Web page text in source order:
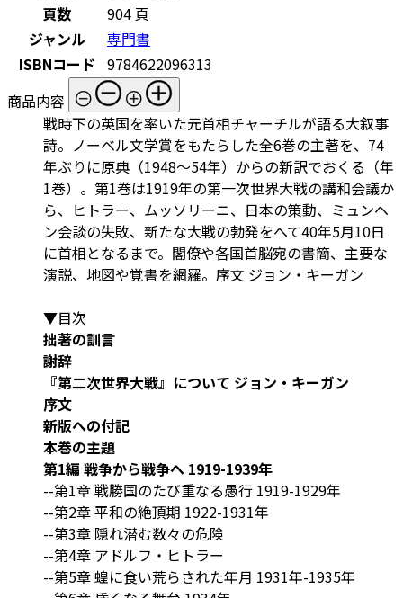
頁数
904 頁
ジャンル
専門書
ISBNコード 9784622096313
商品内容
戦時下の英国を率いた元首相チャーチルが語る大叙事
詩。ノーベル文学賞をもたらした全6巻の主著を、74
年ぶりに原典（1948～54年）からの新訳でおくる（年
1巻）。第1巻は1919年の第一次世界大戦の講和会議か
ら、ヒトラー、ムッソリーニ、日本の策動、ミュンヘ
ン会談の失敗、新たな大戦の勃発をへて40年5月10日
に首相となるまで。閣僚や各国首脳宛の書簡、主要な
演説、地図や覚書を網羅。序文 ジョン・キーガン
▼目次
拙著の訓言
謝辞
『第二次世界大戦』について ジョン・キーガン
序文
新版への付記
本巻の主題
第1編 戦争から戦争へ 1919-1939年
--第1章 戦勝国のたび重なる愚行 1919-1929年
--第2章 平和の絶頂期 1922-1931年
--第3章 隠れ潜む数々の危険
--第4章 アドルフ・ヒトラー
--第5章 蝗に食い荒らされた年月 1931年-1935年